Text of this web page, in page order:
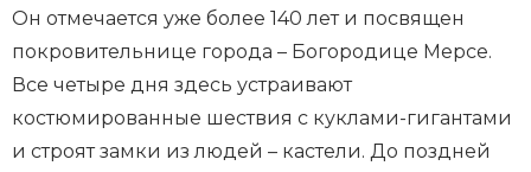
Он отмечается уже более 140 лет и посвящен
покровительнице города – Богородице Мерсе.
Все четыре дня здесь устраивают
костюмированные шествия с куклами-гигантами
и строят замки из людей – кастели. До поздней